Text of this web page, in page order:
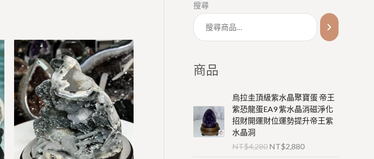
搜尋
商品
烏拉圭頂級紫水晶聚寶蛋 帝王
紫恐龍蛋EA9 紫水晶消磁淨化
招財開運財位運勢提升帝王紫
水晶洞
NT$4,280
原
始
價
格
N
NT$2,880
目
前
價
格
N